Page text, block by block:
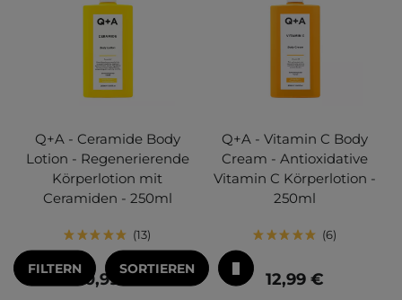
Q+A - Ceramide Body
Lotion - Regenerierende
Körperlotion mit
Ceramiden - 250ml
13
10,99 €
Q+A - Vitamin C Body
Cream - Antioxidative
Vitamin C Körperlotion -
250ml
6
12,99 €
FILTERN SORTIEREN